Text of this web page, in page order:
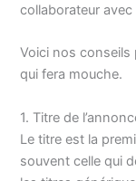
collaborateur
Voici nos conseils
qui fera mouche.
1. Titre de
Le titre est la
souvent celle qui